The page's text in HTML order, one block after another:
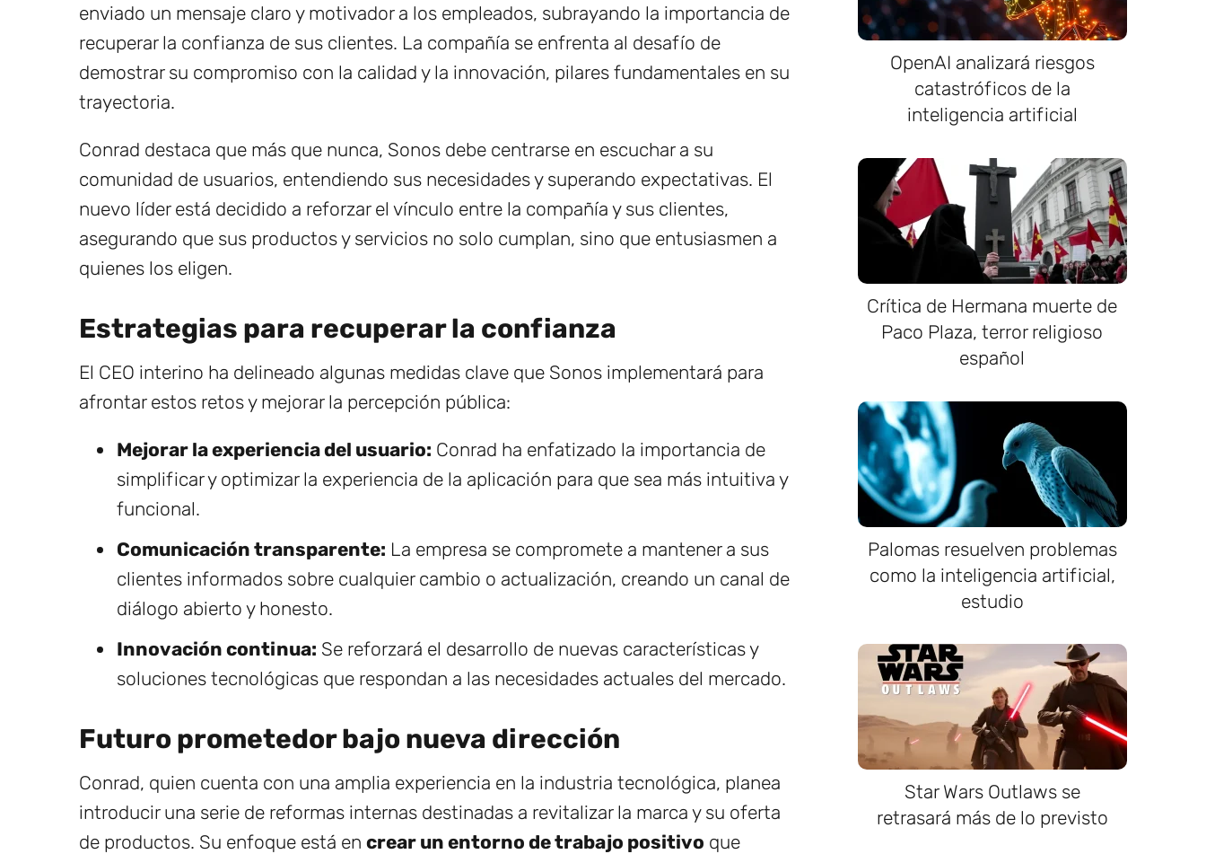
enviado un mensaje claro y motivador a los empleados, subrayando la importancia de
recuperar la confianza de sus clientes. La compañía se enfrenta al desafío de
demostrar su compromiso con la calidad y la innovación, pilares fundamentales en su
trayectoria.
Conrad destaca que más que nunca, Sonos debe centrarse en escuchar a su
comunidad de usuarios, entendiendo sus necesidades y superando expectativas. El
nuevo líder está decidido a reforzar el vínculo entre la compañía y sus clientes,
asegurando que sus productos y servicios no solo cumplan, sino que entusiasmen a
quienes los eligen.
Estrategias para recuperar la confianza
El CEO interino ha delineado algunas medidas clave que Sonos implementará para
afrontar estos retos y mejorar la percepción pública:
Mejorar la experiencia del usuario: Conrad ha enfatizado la importancia de
simplificar y optimizar la experiencia de la aplicación para que sea más intuitiva y
funcional.
Comunicación transparente: La empresa se compromete a mantener a sus
clientes informados sobre cualquier cambio o actualización, creando un canal de
diálogo abierto y honesto.
Innovación continua: Se reforzará el desarrollo de nuevas características y
soluciones tecnológicas que respondan a las necesidades actuales del mercado.
Futuro prometedor bajo nueva dirección
Conrad, quien cuenta con una amplia experiencia en la industria tecnológica, planea
introducir una serie de reformas internas destinadas a revitalizar la marca y su oferta
de productos. Su enfoque está en crear un entorno de trabajo positivo que
OpenAI analizará riesgos
catastróficos de la
inteligencia artificial
Crítica de Hermana muerte de
Paco Plaza, terror religioso
español
Palomas resuelven problemas
como la inteligencia artificial,
estudio
Star Wars Outlaws se
retrasará más de lo previsto